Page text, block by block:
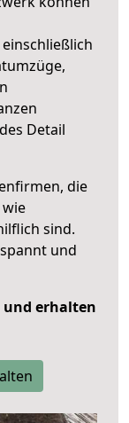
Detail
die
sind.
und
und erhalten